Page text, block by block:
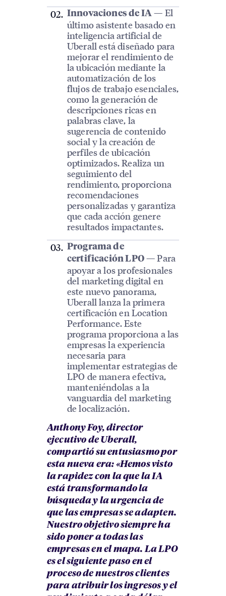
Innovaciones de IA — El
último asistente basado en
inteligencia artificial de
Uberall está diseñado para
mejorar el rendimiento de
la ubicación mediante la
automatización de los
flujos de trabajo esenciales,
como la generación de
descripciones ricas en
palabras clave, la
sugerencia de contenido
social y la creación de
perfiles de ubicación
optimizados. Realiza un
seguimiento del
rendimiento, proporciona
recomendaciones
personalizadas y garantiza
que cada acción genere
resultados impactantes.
Programa de
certificación LPO— Para
apoyar a los profesionales
del marketing digital en
este nuevo panorama,
Uberall lanza la primera
certificación en Location
Performance. Este
programa proporciona a las
empresas la experiencia
necesaria para
implementar estrategias de
LPO de manera efectiva,
manteniéndolas a la
vanguardia del marketing
de localización.
Anthony Foy, director
ejecutivo de Uberall,
compartió su entusiasmo por
esta nueva era: «Hemos visto
la rapidez con la que la IA
está transformando la
búsqueda y la urgencia de
que las empresas se adapten.
Nuestro objetivo siempre ha
sido poner a todas las
empresas en el mapa. La LPO
es el siguiente paso en el
proceso de nuestros clientes
para atribuir los ingresos y el